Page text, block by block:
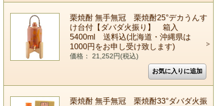
栗焼酎 無手無冠 栗焼酎25°デカうんす
け台付【ダバダ火振り】 箱入
5400ml 送料込(北海道・沖縄県は
1000円をお申し受け致します)
価格： 21,252円(税込)
栗焼酎 無手無冠 栗焼酎33°ダバダ火振